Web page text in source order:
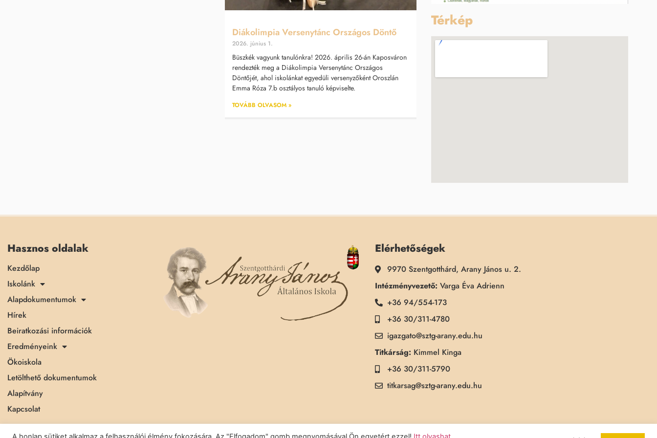
Diákolimpia Versenytánc Országos Döntő
2026. június 1.
Büszkék vagyunk tanulónkra! 2026. április 26-án Kaposváron
rendezték meg a Diákolimpia Versenytánc Országos
Döntőjét, ahol iskolánkat egyedüli versenyzőként Oroszlán
Emma Róza 7.b osztályos tanuló képviselte.
TOVÁBB OLVASOM »
Térkép
Hasznos oldalak
Kezdőlap
Iskolánk
Alapdokumentumok
Hírek
Beiratkozási információk
Eredményeink
Ökoiskola
Letölthető dokumentumok
Alapítvány
Kapcsolat
Elérhetőségek
9970 Szentgotthárd, Arany János u. 2.
Intézményvezető: Varga Éva Adrienn
+36 94/554-173
+36 30/311-4780
igazgato@sztg-arany.edu.hu
Titkárság: Kimmel Kinga
+36 30/311-5790
titkarsag@sztg-arany.edu.hu